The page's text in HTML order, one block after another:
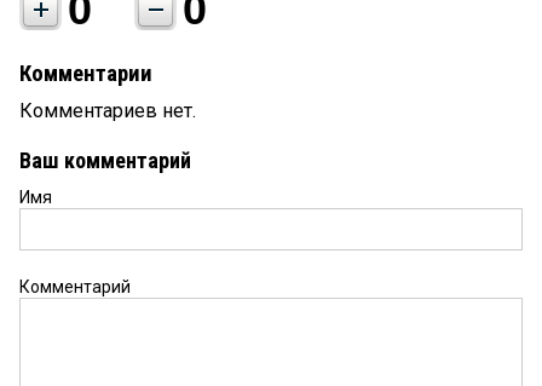
Комментарии
Комментариев нет.
Ваш комментарий
Имя
Комментарий